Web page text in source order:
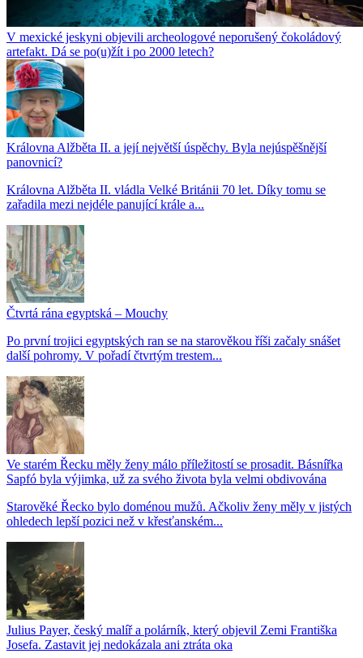
V mexické jeskyni objevili archeologové neporušený čokoládový
artefakt. Dá se po(u)žít i po 2000 letech?
Královna Alžběta II. a její největší úspěchy. Byla nejúspěšnější
panovnicí?
Královna Alžběta II. vládla Velké Británii 70 let. Díky tomu se
zařadila mezi nejdéle panující krále a...
Čtvrtá rána egyptská – Mouchy
Po první trojici egyptských ran se na starověkou říši začaly snášet
další pohromy. V pořadí čtvrtým trestem...
Ve starém Řecku měly ženy málo příležitostí se prosadit. Básnířka
Sapfó byla výjimka, už za svého života byla velmi obdivována
Starověké Řecko bylo doménou mužů. Ačkoliv ženy měly v jistých
ohledech lepší pozici než v křesťanském...
Julius Payer, český malíř a polárník, který objevil Zemi Františka
Josefa. Zastavit jej nedokázala ani ztráta oka